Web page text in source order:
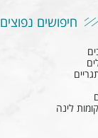
חיפושים נפוצים
לינה